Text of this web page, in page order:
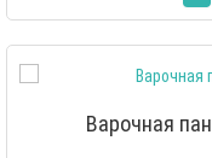
Варочная